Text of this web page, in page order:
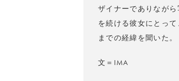
ザイナーでありなが
を続ける彼女にとっ
までの経緯を聞いた。
文＝IMA